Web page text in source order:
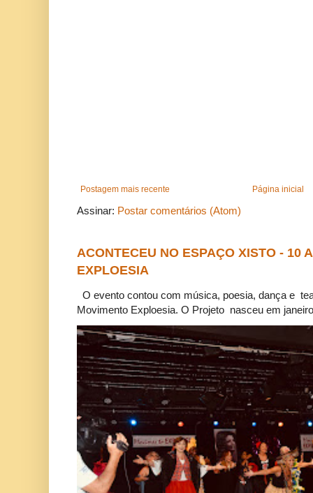
Postagem mais recente Página inicial
Assinar: Postar comentários (Atom)
ACONTECEU NO ESPAÇO XISTO - 10
EXPLOESIA
O evento contou com música, poesia, dança e
Movimento Exploesia. O Projeto nasceu em